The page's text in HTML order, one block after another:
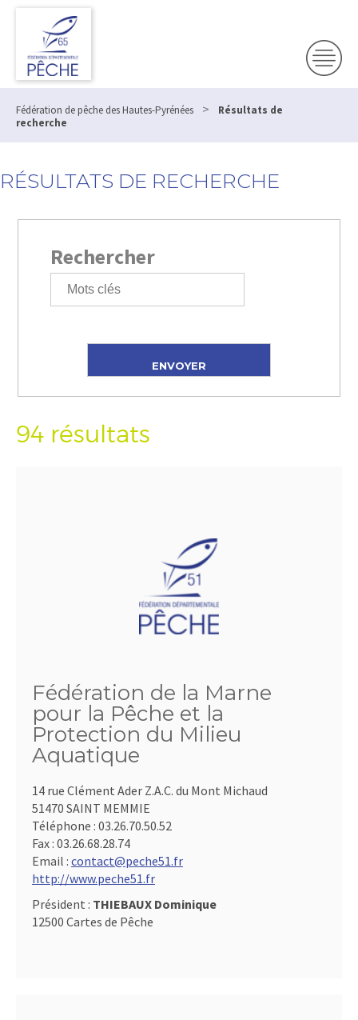
Fédération de pêche des Hautes-Pyrénées >
Résultats de
recherche
RÉSULTATS DE RECHERCHE
Rechercher
94 résultats
Fédération de la Marne
pour la Pêche et la
Protection du Milieu
Aquatique
14 rue Clément Ader Z.A.C. du Mont Michaud
51470 SAINT MEMMIE
Téléphone : 03.26.70.50.52
Fax : 03.26.68.28.74
Email : contact@peche51.fr
http://www.peche51.fr
Président : THIEBAUX Dominique
12500 Cartes de Pêche